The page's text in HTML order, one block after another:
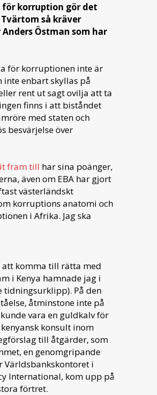
korruption gör det
så kräver
Östman som har
för korruptionen inte är
inte enbart skyllas på
rent ut sagt ovilja att ta
finns i att biståndet
med staten och
besvärjelse över
fram till har sina poänger,
även om EBA har gjort
västerländskt
korruptions anatomi och
i Afrika. Jag ska
att komma till rätta med
i Kenya hamnade jag i
tidningsurklipp). På den
åtminstone inte på
vara en guldkalv för
konsult inom
till åtgärder, som
en genomgripande
Världsbankskontoret i
International, kom upp på
förtret.